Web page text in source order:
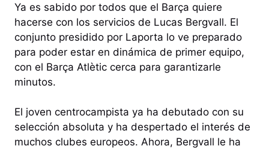
Ya es sabido por todos que el Barça quiere
hacerse con los servicios de Lucas Bergvall. El
conjunto presidido por Laporta lo ve preparado
para poder estar en dinámica de primer equipo,
con el Barça Atlètic cerca para garantizarle
minutos.
El joven centrocampista ya ha debutado con su
selección absoluta y ha despertado el interés de
muchos clubes europeos. Ahora, Bergvall le ha